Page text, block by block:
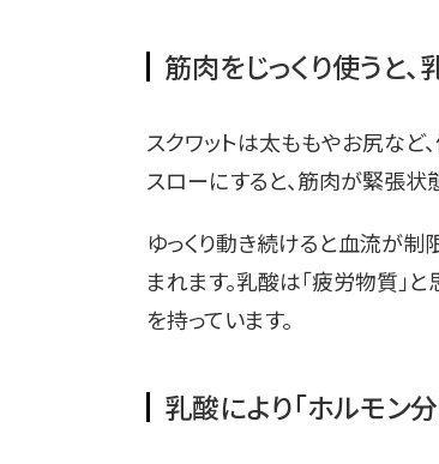
筋肉をじっくり使うと
スクワットは太ももやお尻など
スローにすると、筋肉が緊張状
ゆっくり動き続けると血流が
まれます。乳酸は「疲労物質」
を持っています。
乳酸により「ホルモン